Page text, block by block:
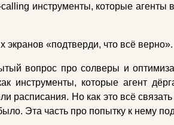
calling инструменты, которые агенты
экранов «подтверди, что всё верно».
вопрос про солверы и
инструменты, которые агент
расписания. Но как это всё
Эта часть про попытку к нему